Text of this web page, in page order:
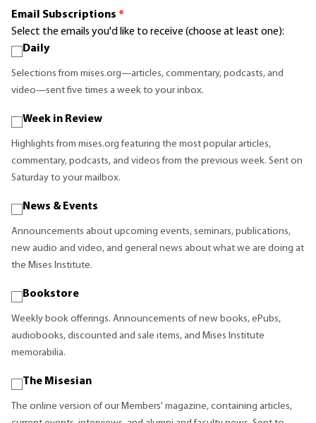
Email Subscriptions *
Select the emails you'd like to receive (choose at least one):
Daily
Selections from mises.org—articles, commentary, podcasts, and
video—sent five times a week to your inbox.
Week in Review
Highlights from mises.org featuring the most popular articles,
commentary, podcasts, and videos from the previous week. Sent on
Saturday to your mailbox.
News & Events
Announcements about upcoming events, seminars, publications,
new audio and video, and general news about what we are doing at
the Mises Institute.
Bookstore
Weekly book offerings. Announcements of new books, ePubs,
audiobooks, discounted and sale items, and Mises Institute
memorabilia.
The Misesian
The online version of our Members' magazine, containing articles,